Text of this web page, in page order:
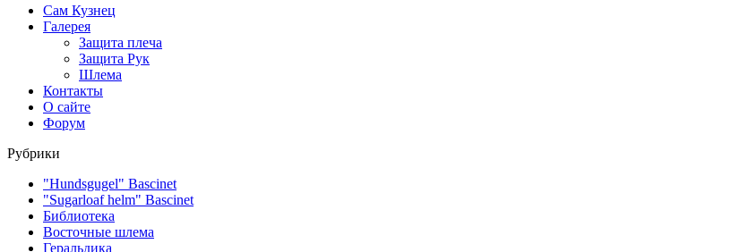
Сам Кузнец
Галерея
Защита плеча
Защита Рук
Шлема
Контакты
О сайте
Форум
Рубрики
"Hundsgugel" Bascinet
"Sugarloaf helm" Bascinet
Библиотека
Восточные шлема
Геральдика